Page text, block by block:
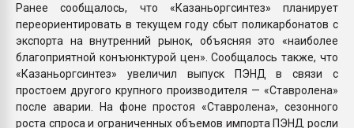
Ранее сообщалось, что «Казаньоргсинтез» планирует
переориентировать в текущем году сбыт поликарбонатов с
экспорта на внутренний рынок, объясняя это «наиболее
благоприятной конъюнктурой цен». Сообщалось также, что
«Казаньоргсинтез» увеличил выпуск ПЭНД в связи с
простоем другого крупного производителя — «Ставролена»
после аварии. На фоне простоя «Ставролена», сезонного
роста спроса и ограниченных объемов импорта ПЭНД росли